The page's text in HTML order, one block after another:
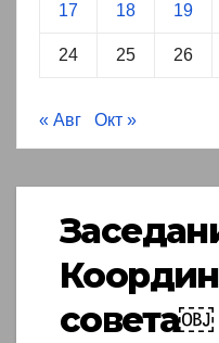
17 18 19
24 25 26
« Авг Окт »
совета￼